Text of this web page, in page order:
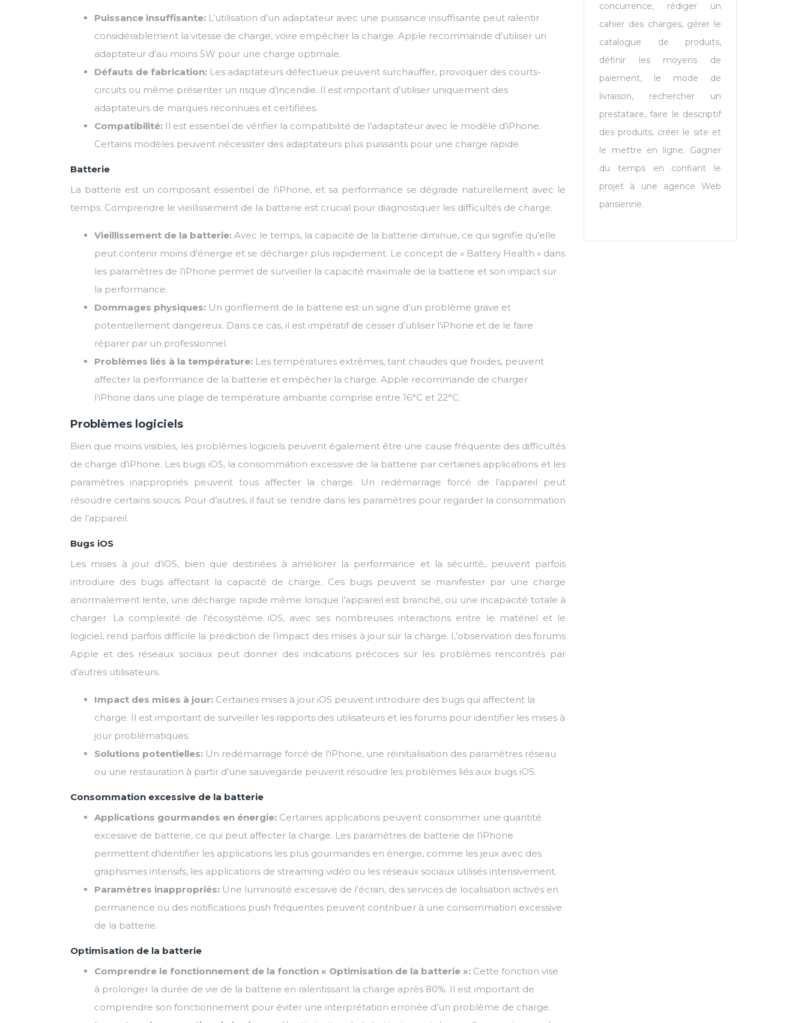
Puissance insuffisante: L’utilisation d’un adaptateur avec une puissance insuffisante peut ralentir
considérablement la vitesse de charge, voire empêcher la charge. Apple recommande d’utiliser un
adaptateur d’au moins 5W pour une charge optimale.
Défauts de fabrication: Les adaptateurs défectueux peuvent surchauffer, provoquer des courts-
circuits ou même présenter un risque d’incendie. Il est important d’utiliser uniquement des
adaptateurs de marques reconnues et certifiées.
Compatibilité: Il est essentiel de vérifier la compatibilité de l’adaptateur avec le modèle d’iPhone.
Certains modèles peuvent nécessiter des adaptateurs plus puissants pour une charge rapide.
Batterie
La batterie est un composant essentiel de l’iPhone, et sa performance se dégrade naturellement avec le
temps. Comprendre le vieillissement de la batterie est crucial pour diagnostiquer les difficultés de charge.
Vieillissement de la batterie: Avec le temps, la capacité de la batterie diminue, ce qui signifie qu’elle
peut contenir moins d’énergie et se décharger plus rapidement. Le concept de « Battery Health » dans
les paramètres de l’iPhone permet de surveiller la capacité maximale de la batterie et son impact sur
la performance.
Dommages physiques: Un gonflement de la batterie est un signe d’un problème grave et
potentiellement dangereux. Dans ce cas, il est impératif de cesser d’utiliser l’iPhone et de le faire
réparer par un professionnel.
Problèmes liés à la température: Les températures extrêmes, tant chaudes que froides, peuvent
affecter la performance de la batterie et empêcher la charge. Apple recommande de charger
l’iPhone dans une plage de température ambiante comprise entre 16°C et 22°C.
Problèmes logiciels
Bien que moins visibles, les problèmes logiciels peuvent également être une cause fréquente des difficultés
de charge d’iPhone. Les bugs iOS, la consommation excessive de la batterie par certaines applications et les
paramètres inappropriés peuvent tous affecter la charge. Un redémarrage forcé de l’appareil peut
résoudre certains soucis. Pour d’autres, il faut se rendre dans les paramètres pour regarder la consommation
de l’appareil.
Bugs iOS
Les mises à jour d’iOS, bien que destinées à améliorer la performance et la sécurité, peuvent parfois
introduire des bugs affectant la capacité de charge. Ces bugs peuvent se manifester par une charge
anormalement lente, une décharge rapide même lorsque l’appareil est branché, ou une incapacité totale à
charger. La complexité de l’écosystème iOS, avec ses nombreuses interactions entre le matériel et le
logiciel, rend parfois difficile la prédiction de l’impact des mises à jour sur la charge. L’observation des forums
Apple et des réseaux sociaux peut donner des indications précoces sur les problèmes rencontrés par
d’autres utilisateurs.
Impact des mises à jour: Certaines mises à jour iOS peuvent introduire des bugs qui affectent la
charge. Il est important de surveiller les rapports des utilisateurs et les forums pour identifier les mises à
jour problématiques.
Solutions potentielles: Un redémarrage forcé de l’iPhone, une réinitialisation des paramètres réseau
ou une restauration à partir d’une sauvegarde peuvent résoudre les problèmes liés aux bugs iOS.
Consommation excessive de la batterie
Applications gourmandes en énergie: Certaines applications peuvent consommer une quantité
excessive de batterie, ce qui peut affecter la charge. Les paramètres de batterie de l’iPhone
permettent d’identifier les applications les plus gourmandes en énergie, comme les jeux avec des
graphismes intensifs, les applications de streaming vidéo ou les réseaux sociaux utilisés intensivement.
Paramètres inappropriés: Une luminosité excessive de l’écran, des services de localisation activés en
permanence ou des notifications push fréquentes peuvent contribuer à une consommation excessive
de la batterie.
Optimisation de la batterie
Comprendre le fonctionnement de la fonction « Optimisation de la batterie »: Cette fonction vise
à prolonger la durée de vie de la batterie en ralentissant la charge après 80%. Il est important de
comprendre son fonctionnement pour éviter une interprétation erronée d’un problème de charge.
concurrence, rédiger un
cahier des charges, gérer le
catalogue de produits,
définir les moyens de
paiement, le mode de
livraison, rechercher un
prestataire, faire le descriptif
des produits, créer le site et
le mettre en ligne. Gagner
du temps en confiant le
projet à une agence Web
parisienne.